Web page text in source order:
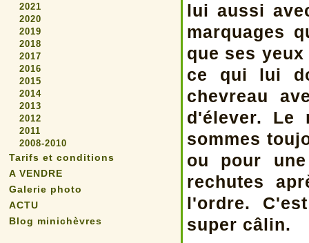
2021
2020
2019
2018
2017
2016
2015
2014
2013
2012
2011
2008-2010
Tarifs et conditions
A VENDRE
Galerie photo
ACTU
Blog minichèvres
lui aussi
marquages
que ses
ce qui lui
chevreau
d'élever. Le
sommes
ou pour
rechutes
l'ordre.
super câlin.